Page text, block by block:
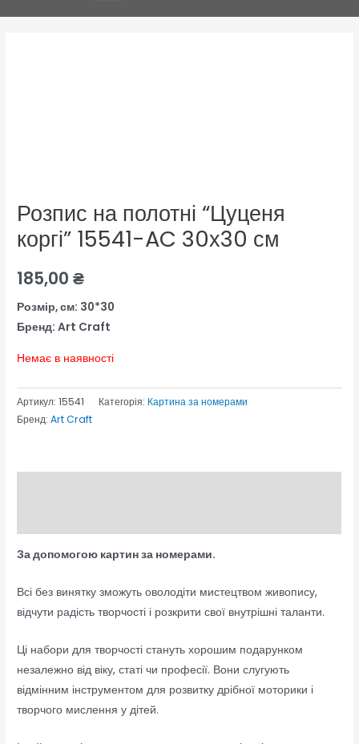
Розпис на полотні “Цуценя
коргі” 15541-AC 30х30 см
185,00₴
Розмір, см: 30*30
Бренд: Art Craft
Немає в наявності
Артикул:15541 Категорія: Картина за номерами
Бренд:Art Craft
За допомогою картин за номерами.
Всі без винятку зможуть оволодіти мистецтвом живопису,
відчути радість творчості і розкрити свої внутрішні таланти.
Ці набори для творчості стануть хорошим подарунком
незалежно від віку, статі чи професії. Вони слугують
відмінним інструментом для розвитку дрібної моторики і
творчого мислення у дітей.